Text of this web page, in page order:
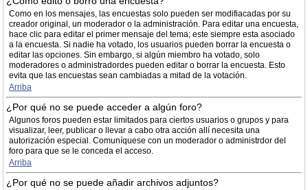
Como en los mensajes, las encuestas solo pueden ser modifiacadas por su
creador original, un moderador o la administración. Para editar una encuesta,
hace clic para editar el primer mensaje del tema; este siempre esta asociado
a la encuesta. Si nadie ha votado, los usuarios pueden borrar la encuesta o
editar las opciones. Sin embargo, si algún miembro ha votado, solo
moderadores o administradordes pueden editar o borrar la encuesta. Esto
evita que las encuestas sean cambiadas a mitad de la votación.
Arriba
¿Por qué no se puede acceder a algún foro?
Algunos foros pueden estar limitados para ciertos usuarios o grupos y para
visualizar, leer, publicar o llevar a cabo otra acción allí necesita una
autorización especial. Comuníquese con un moderador o administrdor del
foro para que se le conceda el acceso.
Arriba
¿Por qué no se puede añadir archivos adjuntos?